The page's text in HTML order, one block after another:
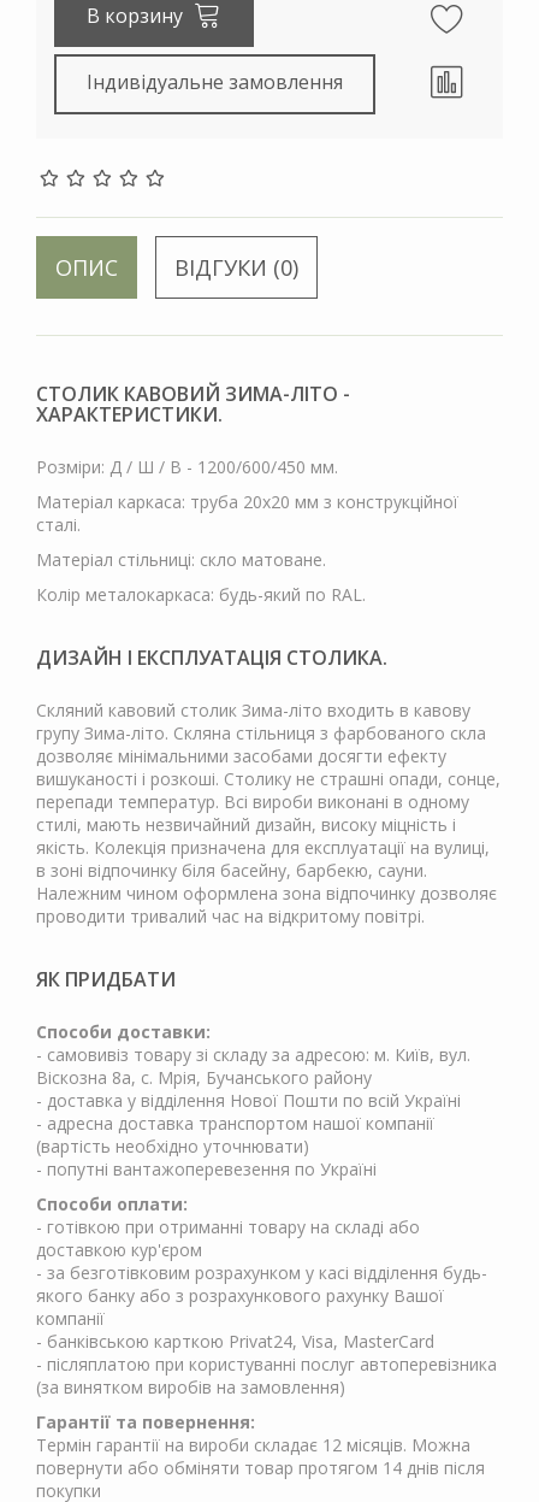
В корзину
Індивідуальне замовлення
ОПИС ВІДГУКИ (0)
СТОЛИК КАВОВИЙ ЗИМА-ЛІТО -
ХАРАКТЕРИСТИКИ.
Розміри: Д / Ш / В - 1200/600/450 мм.
Матеріал каркаса: труба 20х20 мм з конструкційної
сталі.
Матеріал стільниці: скло матоване.
Колір металокаркаса: будь-який по RAL.
ДИЗАЙН І ЕКСПЛУАТАЦІЯ СТОЛИКА.
Скляний кавовий столик Зима-літо входить в кавову
групу Зима-літо. Скляна стільниця з фарбованого скла
дозволяє мінімальними засобами досягти ефекту
вишуканості і розкоші. Столику не страшні опади, сонце,
перепади температур. Всі вироби виконані в одному
стилі, мають незвичайний дизайн, високу міцність і
якість. Колекція призначена для експлуатації на вулиці,
в зоні відпочинку біля басейну, барбекю, сауни.
Належним чином оформлена зона відпочинку дозволяє
проводити тривалий час на відкритому повітрі.
ЯК ПРИДБАТИ
Способи доставки:
- самовивіз товару зі складу за адресою: м. Київ, вул.
Віскозна 8а, с. Мрія, Бучанського району
- доставка у відділення Нової Пошти по всій Україні
- адресна доставка транспортом нашої компанії
(вартість необхідно уточнювати)
- попутні вантажоперевезення по Україні
Способи оплати:
- готівкою при отриманні товару на складі або
доставкою кур'єром
- за безготівковим розрахунком у касі відділення будь-
якого банку або з розрахункового рахунку Вашої
компанії
- банківською карткою Privat24, Visa, MasterCard
- післяплатою при користуванні послуг автоперевізника
(за винятком виробів на замовлення)
Гарантії та повернення:
Термін гарантії на вироби складає 12 місяців. Можна
повернути або обміняти товар протягом 14 днів після
покупки